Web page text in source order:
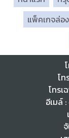
แพ็คเกจล่อ
โท
โทรเ
อีเมล์